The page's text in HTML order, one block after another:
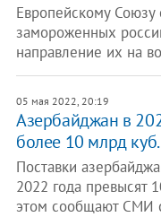
Европейскому Союзу
замороженных
направление их на
05 мая 2022, 20:19
Азербайджан в
более 10 млрд куб.
Поставки
2022 года превысят
этом сообщают СМИ